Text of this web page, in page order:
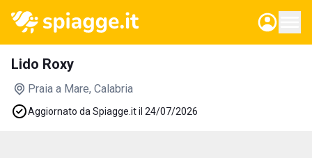
Lido Roxy
Praia a Mare, Calabria
Aggiornato da Spiagge.it il 24/07/2026